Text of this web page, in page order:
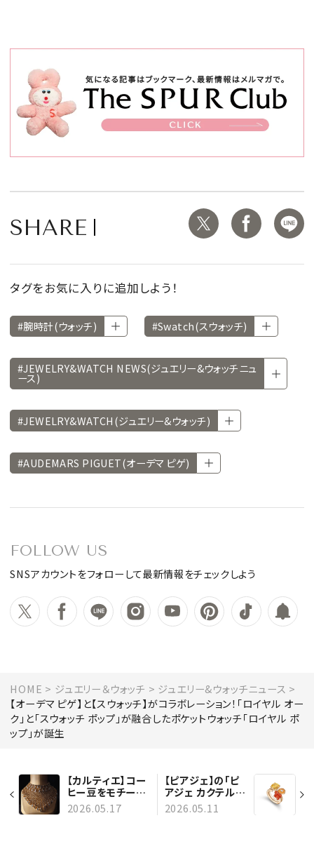
SHARE
タグをお気に入りに追加しよう！
#腕時計(ウォッチ) #Swatch(スウォッチ)
#JEWELRY&WATCH NEWS(ジュエリー&ウォッチニュ
ース)
#JEWELRY&WATCH(ジュエリー&ウォッチ)
#AUDEMARS PIGUET(オーデマ ピゲ)
FOLLOW US
SNSアカウントをフォローして最新情報をチェックしよう
HOME ジュエリー＆ウォッチ
ジュエリー&ウォッチニュース
【オーデマ ピゲ】と【スウォッチ】がコラボレーション！「ロイヤル オー
ク」と「スウォッチ ポップ」が融合したポケットウォッチ「ロイヤル ポ
ップ」が誕生
【カルティエ】コー
ヒー豆をモチーフ
にした「グラン ド
ゥ カフェ」コレク
2026.05.17
【ピアジェ】の「ピ
アジェ カクテル」
から新作が登場！
鮮やかに弾けるカ
2026.05.11